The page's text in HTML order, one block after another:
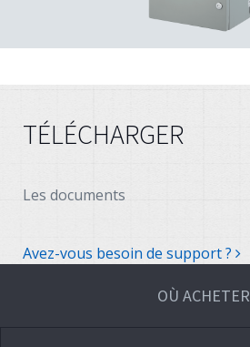
TÉLÉCHARGER
Les documents
Avez-vous besoin de support ?
OÙ ACHETER